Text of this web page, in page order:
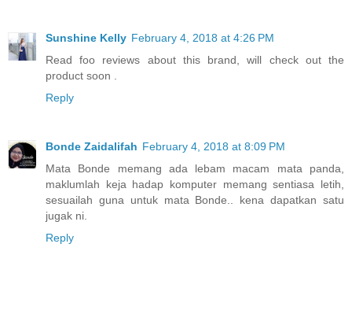
Sunshine Kelly February 4, 2018 at 4:26 PM
Read foo reviews about this brand, will check out the
product soon .
Reply
Bonde Zaidalifah February 4, 2018 at 8:09 PM
Mata Bonde memang ada lebam macam mata panda,
maklumlah keja hadap komputer memang sentiasa letih,
sesuailah guna untuk mata Bonde.. kena dapatkan satu
jugak ni.
Reply